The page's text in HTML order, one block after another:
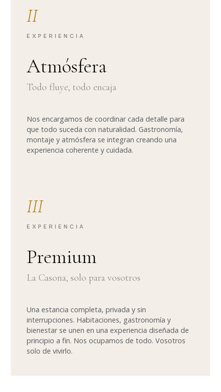
II
EXPERIENCIA
Atmósfera
Todo fluye, todo encaja
Nos encargamos de coordinar cada detalle para
que todo suceda con naturalidad. Gastronomía,
montaje y atmósfera se integran creando una
experiencia coherente y cuidada.
III
EXPERIENCIA
Premium
La Casona, solo para vosotros
Una estancia completa, privada y sin
interrupciones. Habitaciones, gastronomía y
bienestar se unen en una experiencia diseñada de
principio a fin. Nos ocupamos de todo. Vosotros
solo de vivirlo.